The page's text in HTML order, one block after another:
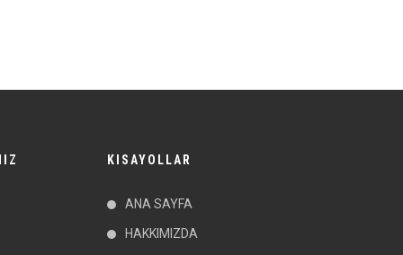
KISAYOLLAR
ANA SAYFA
HAKKIMIZDA